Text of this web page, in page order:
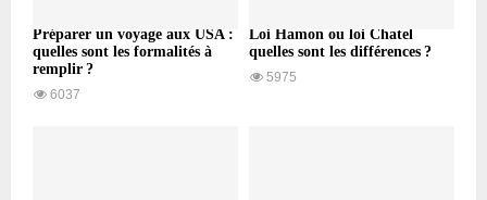
Préparer un voyage aux USA :
quelles sont les formalités à
remplir ?
6037
Loi Hamon ou loi Chatel
quelles sont les différences ?
5975